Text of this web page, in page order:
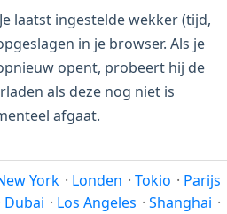
Je laatst ingestelde wekker (tijd,
in je browser. Als je
opent, probeert hij de
als deze nog niet is
afgaat.
York · Londen · Tokio · Parijs
Dubai · Los Angeles · Shanghai ·